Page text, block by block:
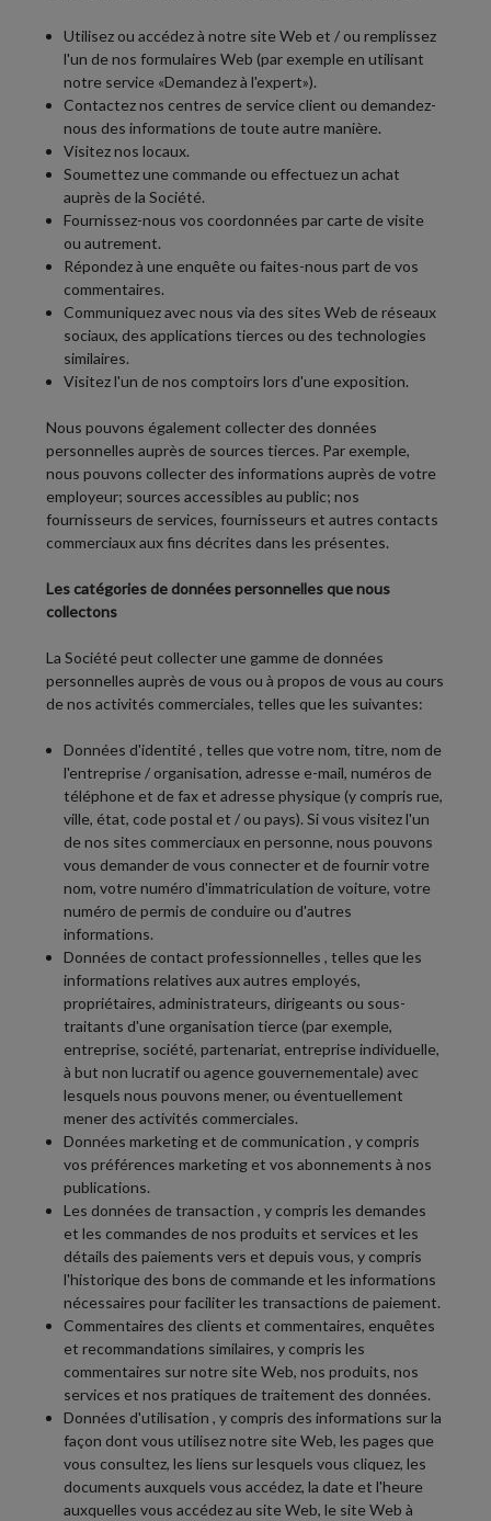
Utilisez ou accédez à notre site Web et / ou remplissez
l'un de nos formulaires Web (par exemple en utilisant
notre service «Demandez à l'expert»).
Contactez nos centres de service client ou demandez-
nous des informations de toute autre manière.
Visitez nos locaux.
Soumettez une commande ou effectuez un achat
auprès de la Société.
Fournissez-nous vos coordonnées par carte de visite
ou autrement.
Répondez à une enquête ou faites-nous part de vos
commentaires.
Communiquez avec nous via des sites Web de réseaux
sociaux, des applications tierces ou des technologies
similaires.
Visitez l'un de nos comptoirs lors d'une exposition.
Nous pouvons également collecter des données
personnelles auprès de sources tierces. Par exemple,
nous pouvons collecter des informations auprès de votre
employeur; sources accessibles au public; nos
fournisseurs de services, fournisseurs et autres contacts
commerciaux aux fins décrites dans les présentes.
Les catégories de données personnelles que nous
collectons
La Société peut collecter une gamme de données
personnelles auprès de vous ou à propos de vous au cours
de nos activités commerciales, telles que les suivantes:
Données d'identité , telles que votre nom, titre, nom de
l'entreprise / organisation, adresse e-mail, numéros de
téléphone et de fax et adresse physique (y compris rue,
ville, état, code postal et / ou pays). Si vous visitez l'un
de nos sites commerciaux en personne, nous pouvons
vous demander de vous connecter et de fournir votre
nom, votre numéro d'immatriculation de voiture, votre
numéro de permis de conduire ou d'autres
informations.
Données de contact professionnelles , telles que les
informations relatives aux autres employés,
propriétaires, administrateurs, dirigeants ou sous-
traitants d'une organisation tierce (par exemple,
entreprise, société, partenariat, entreprise individuelle,
à but non lucratif ou agence gouvernementale) avec
lesquels nous pouvons mener, ou éventuellement
mener des activités commerciales.
Données marketing et de communication , y compris
vos préférences marketing et vos abonnements à nos
publications.
Les données de transaction , y compris les demandes
et les commandes de nos produits et services et les
détails des paiements vers et depuis vous, y compris
l'historique des bons de commande et les informations
nécessaires pour faciliter les transactions de paiement.
Commentaires des clients et commentaires, enquêtes
et recommandations similaires, y compris les
commentaires sur notre site Web, nos produits, nos
services et nos pratiques de traitement des données.
Données d'utilisation , y compris des informations sur la
façon dont vous utilisez notre site Web, les pages que
vous consultez, les liens sur lesquels vous cliquez, les
documents auxquels vous accédez, la date et l'heure
auxquelles vous accédez au site Web, le site Web à